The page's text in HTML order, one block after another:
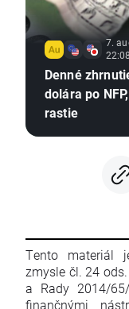
7.
22:08
Denné
dolára po
rastie
Tento materiál
zmysle čl. 24
a Rady 2014/
finančnými